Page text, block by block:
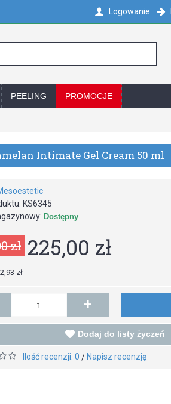
Logowanie
PEELING PROMOCJE
Intimate Gel Cream 50 ml
KS6345
Dostępny
zł 225,00 zł
zł
+
Dodaj do listy życzeń
Ilość recenzji: 0 / Napisz recenzję